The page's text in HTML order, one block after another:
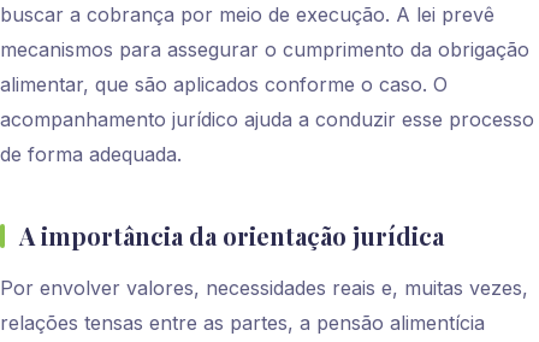
buscar a cobrança por meio de execução. A lei prevê
mecanismos para assegurar o cumprimento da obrigação
alimentar, que são aplicados conforme o caso. O
acompanhamento jurídico ajuda a conduzir esse processo
de forma adequada.
A importância da orientação jurídica
Por envolver valores, necessidades reais e, muitas vezes,
relações tensas entre as partes, a pensão alimentícia